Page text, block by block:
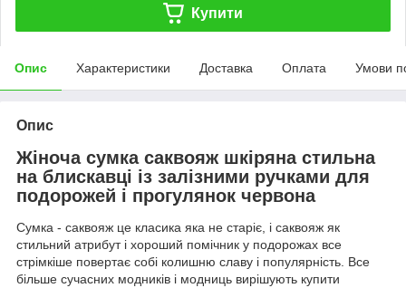
Купити
Опис Характеристики Доставка Оплата Умови
Опис
Жіноча сумка саквояж шкіряна стильна
на блискавці із залізними ручками для
подорожей і прогулянок червона
Сумка - саквояж це класика яка не старіє, і саквояж як
стильний атрибут і хороший помічник у подорожах все
стрімкіше повертає собі колишню славу і популярність. Все
більше сучасних модників і модниць вирішують купити